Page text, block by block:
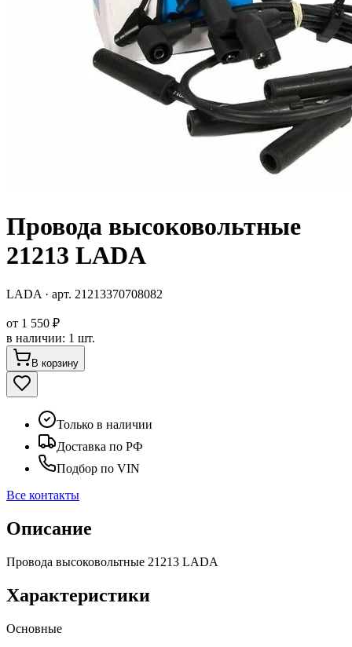
Провода высоковольтные
21213 LADA
LADA · арт. 21213370708082
от 1 550 ₽
в наличии: 1 шт.
В корзину
Только в наличии
Доставка по РФ
Подбор по VIN
Все контакты
Описание
Провода высоковольтные 21213 LADA
Характеристики
Основные